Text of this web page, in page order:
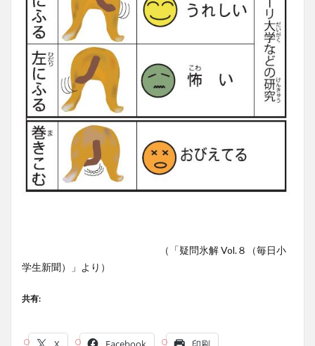
（「疑問氷解 Vol.８（毎日小
学生新聞）」より）
共有: